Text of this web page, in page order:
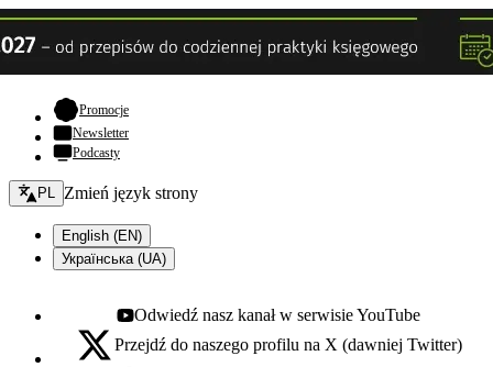
Promocje- otwiera się w nowej karcie
Newsletter
Podcasty
Zmień język - bieżący:
PL Zmień język strony
English (EN)
Українська (UA)
Youtube - otwiera się w nowej karcie
Odwiedź nasz kanał w serwisie YouTube
X - otwiera się w nowej karcie
Przejdź do naszego profilu na X (dawniej Twitter)